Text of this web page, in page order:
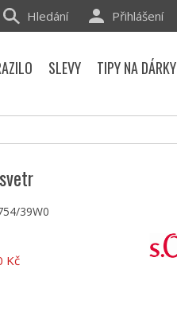
39W0
Kč
Přihlášení
Hledání
SLEVY TIPY NA DÁRKY